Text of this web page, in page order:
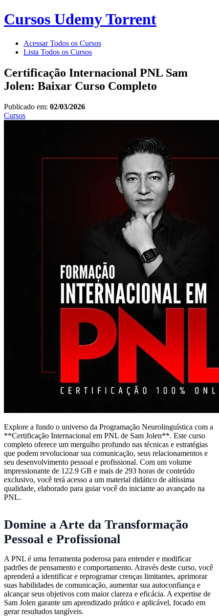
Cursos Udemy Torrent
Acessar Todos os Cursos
Lista Todos os Cursos
Certificação Internacional PNL Sam
Jolen: Baixar Curso Completo
Publicado em: 02/03/2026
Cursos
Explore a fundo o universo da Programação Neurolinguística com a
**Certificação Internacional em PNL de Sam Jolen**. Este curso
completo oferece um mergulho profundo nas técnicas e estratégias
que podem revolucionar sua comunicação, seus relacionamentos e
seu desenvolvimento pessoal e profissional. Com um volume
impressionante de 122.9 GB e mais de 293 horas de conteúdo
exclusivo, você terá acesso a um material didático de altíssima
qualidade, elaborado para guiar você do iniciante ao avançado na
PNL.
Domine a Arte da Transformação
Pessoal e Profissional
A PNL é uma ferramenta poderosa para entender e modificar
padrões de pensamento e comportamento. Através deste curso, você
aprenderá a identificar e reprogramar crenças limitantes, aprimorar
suas habilidades de comunicação, aumentar sua autoconfiança e
alcançar seus objetivos com maior clareza e eficácia. A expertise de
Sam Jolen garante um aprendizado prático e aplicável, focado em
gerar resultados tangíveis.